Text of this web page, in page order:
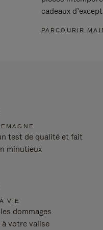
cadeaux
PARCOURIR
test de qualité et fait
minutieux
VIE
dommages
votre valise